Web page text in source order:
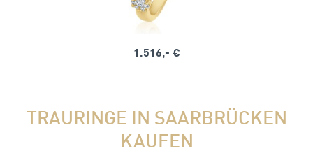
1.516,- €
TRAURINGE IN SAARBRÜCKEN
KAUFEN